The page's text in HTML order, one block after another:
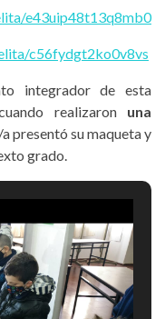
e43uip48t13q8mb0
c56fydgt2ko0v8vs
integrador de esta
realizaron una
presentó su maqueta y
grado.